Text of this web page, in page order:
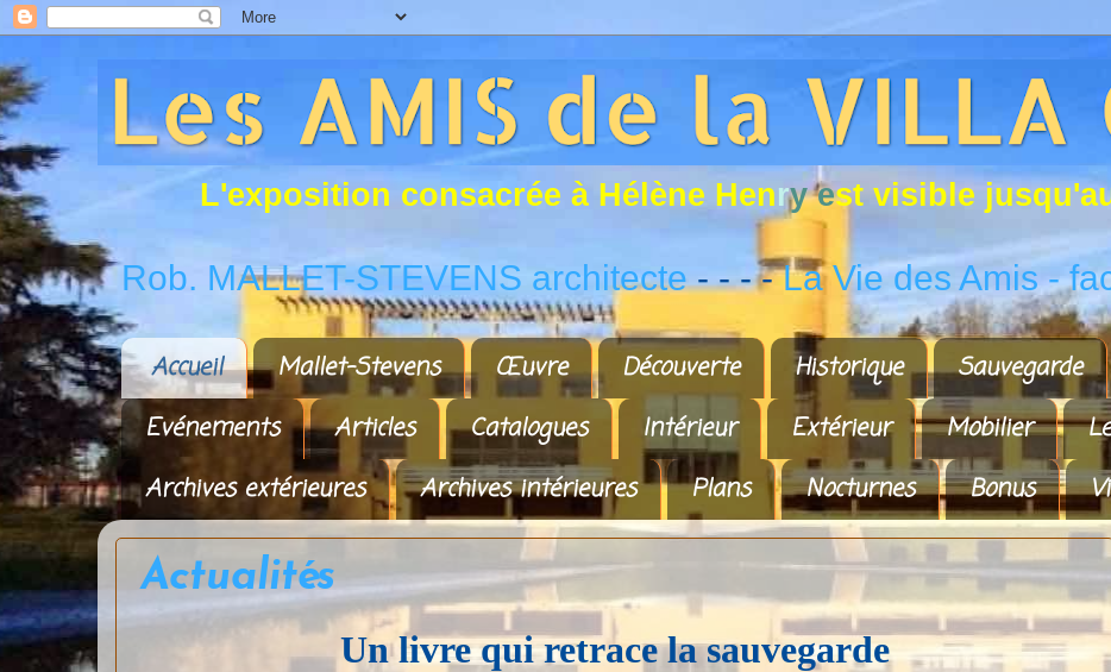
L'exposition consacrée à Hé ène Henry est visi b e jusqu'a
Rob. MALLET-STEVENS architecte- - - -La Vie des Amis-
Accueil Mallet-Stevens Œuvre Découverte Historique Sauvegarde
Evénements
Articles Catalogues Intérieur Extérieur Mobilier
Archives extérieures
Archives intérieures Plans Nocturnes Bonus
Actualités
Un livre qui retrace la sauvegarde